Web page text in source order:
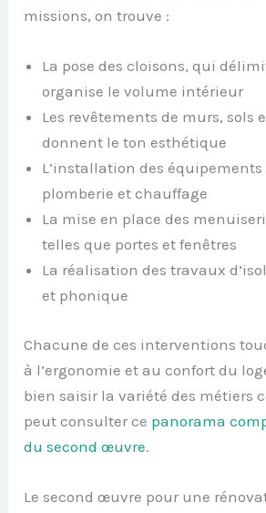
missions, on trouve :
La pose des cloisons, qui
organise le volume intérieur
Les revêtements de murs, sols
donnent le ton esthétique
L’installation des
plomberie et chauffage
La mise en place des
telles que portes et fenêtres
La réalisation des travaux
et phonique
Chacune de ces interventions
à l’ergonomie et au confort du
bien saisir la variété des métiers
peut consulter ce panorama
du second œuvre.
Le second œuvre pour une